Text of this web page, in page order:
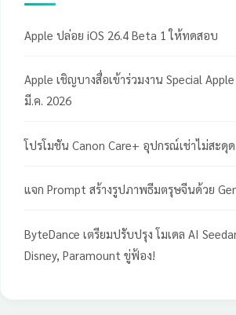
Apple ปล่อย iOS 26.4 Beta 1 ให้ทดสอบ
Apple เชิญบางสื่อเข้าร่วมงาน Special
มี.ค. 2026
โปรโมชัน Canon Care+ อุปกรณ์เช่าไม่สะดุ
แจก Prompt สร้างรูปภาพธีมตรุษจีนด้วย
ByteDance เตรียมปรับปรุง โมเดล AI
Disney, Paramount ขู่ฟ้อง!